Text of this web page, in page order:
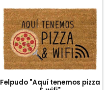
Felpudo "Aquí tenemos pizza